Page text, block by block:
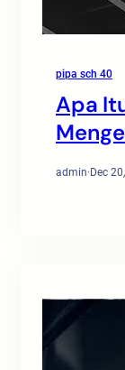
pipa sch 40
Apa
admin·Dec